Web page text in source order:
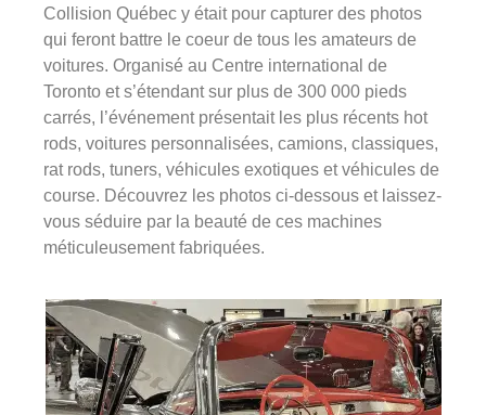
Collision Québec y était pour capturer des photos
qui feront battre le coeur de tous les amateurs de
voitures. Organisé au Centre international de
Toronto et s’étendant sur plus de 300 000 pieds
carrés, l’événement présentait les plus récents hot
rods, voitures personnalisées, camions, classiques,
rat rods, tuners, véhicules exotiques et véhicules de
course. Découvrez les photos ci-dessous et laissez-
vous séduire par la beauté de ces machines
méticuleusement fabriquées.